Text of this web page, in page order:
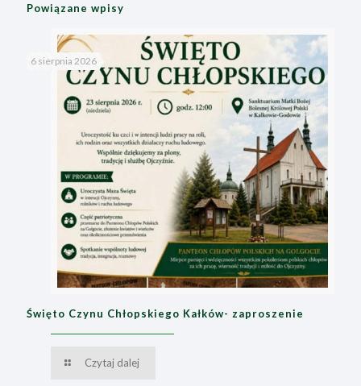
Powiązane wpisy
6 sierpnia 2026
Święto Czynu Chłopskiego Kałków- zaproszenie
Czytaj dalej